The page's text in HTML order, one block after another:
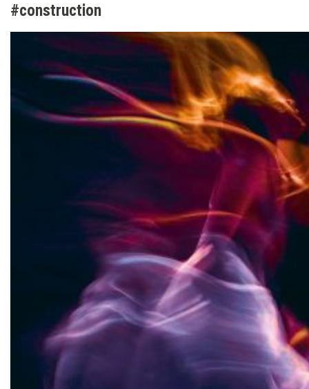
Ajoutée le 9 mars 2020
ASSUR&SENS, PARTENAIRE
HISTORIQUE DES ROBES DU
DROIT DE LA CONSTRUCTION
Assur&Sens vous attend à la
conférence des Robes du droit […]
Ajoutée le 17 février 2020
LA MOBILITÉ URBAINE BY
FREEGÔNES
Upper*Bike et Upper*Car vous
attendent !
#construction